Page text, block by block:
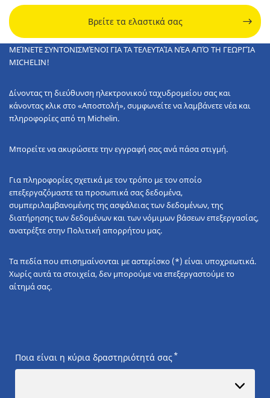
Βρείτε τα ελαστικά σας
ΜΕΊΝΕΤΕ ΣΥΝΤΟΝΙΣΜΈΝΟΙ ΓΙΑ ΤΑ ΤΕΛΕΥΤΑΊΑ ΝΈΑ ΑΠΌ ΤΗ ΓΕΩΡΓΊΑ
MICHELIN!
Δίνοντας τη διεύθυνση ηλεκτρονικού ταχυδρομείου σας και
κάνοντας κλικ στο «Αποστολή», συμφωνείτε να λαμβάνετε νέα και
πληροφορίες από τη Michelin.
Μπορείτε να ακυρώσετε την εγγραφή σας ανά πάσα στιγμή.
Για πληροφορίες σχετικά με τον τρόπο με τον οποίο
επεξεργαζόμαστε τα προσωπικά σας δεδομένα,
συμπεριλαμβανομένης της ασφάλειας των δεδομένων, της
διατήρησης των δεδομένων και των νόμιμων βάσεων επεξεργασίας,
ανατρέξτε στην Πολιτική απορρήτου μας.
Τα πεδία που επισημαίνονται με αστερίσκο (*) είναι υποχρεωτικά.
Χωρίς αυτά τα στοιχεία, δεν μπορούμε να επεξεργαστούμε το
αίτημά σας.
Ποια είναι η κύρια δραστηριότητά σας*